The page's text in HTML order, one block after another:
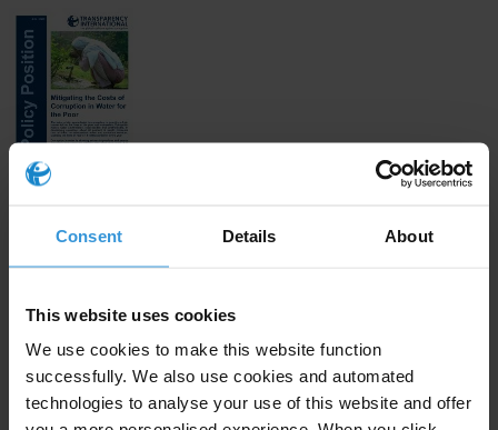
Consent Details About
This website uses cookies
We use cookies to make this website function
successfully. We also use cookies and automated
technologies to analyse your use of this website and offer
Subscribe to our weekly newsletter
First name *
Last name